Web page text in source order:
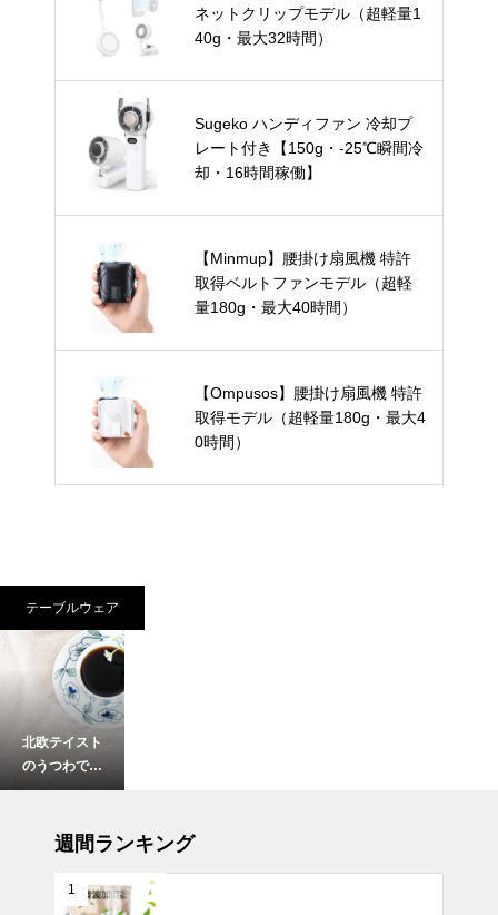
ネットクリップモデル（超軽量1
40g・最大32時間）
Sugeko ハンディファン 冷却プ
レート付き【150g・-25℃瞬間冷
却・16時間稼働】
【Minmup】腰掛け扇風機 特許
取得ベルトファンモデル（超軽
量180g・最大40時間）
【Ompusos】腰掛け扇風機 特許
取得モデル（超軽量180g・最大4
0時間）
テーブルウェア
北欧テイスト
のうつわで楽
しむ、おしゃ
カフェ」5選
日に、小さな
癒やしのひと
週間ランキング
1